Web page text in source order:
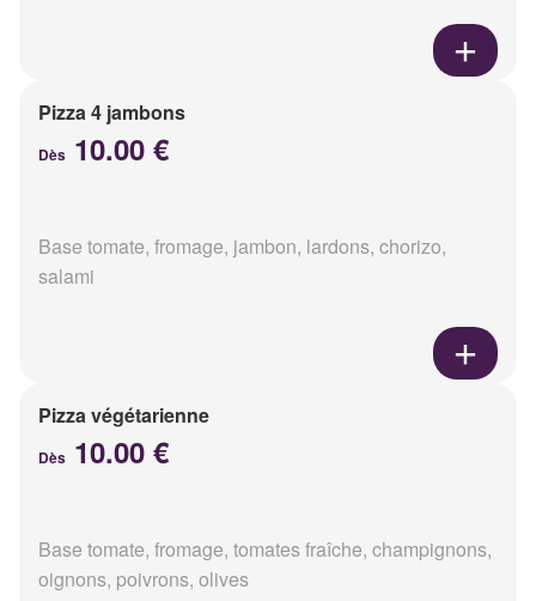
Pizza 4 jambons
Dès 10.00 €
Base tomate, fromage, jambon, lardons, chorizo,
salami
Pizza végétarienne
Dès 10.00 €
Base tomate, fromage, tomates fraîche, champignons,
oignons, poivrons, olives